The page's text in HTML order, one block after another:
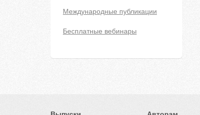
Международные публикации
Бесплатные вебинары